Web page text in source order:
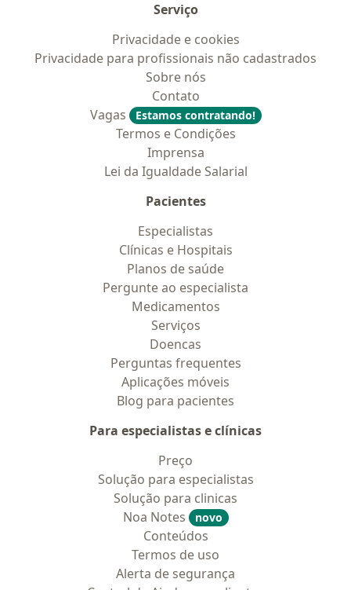
Serviço
Privacidade e cookies
Privacidade para profissionais não cadastrados
Sobre nós
Contato
Vagas
Estamos contratando!
Termos e Condições
Imprensa
Lei da Igualdade Salarial
Pacientes
Especialistas
Clínicas e Hospitais
Planos de saúde
Pergunte ao especialista
Medicamentos
Serviços
Doencas
Perguntas frequentes
Aplicações móveis
Blog para pacientes
Para especialistas e clínicas
Preço
Solução para especialistas
Solução para clinicas
Noa Notes
novo
Conteúdos
Termos de uso
Alerta de segurança